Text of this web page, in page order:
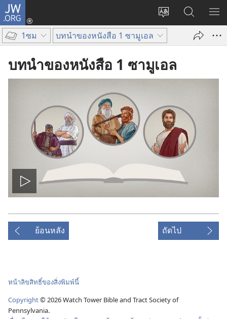
JW.ORG
เปลี่ยน
ภาษา
เข้า
ระบบ
(เปิด
ใหม่)
ค้นหา
ใน
JW.ORG
แส
1ซม บทนำของหนังสือ 1 ซามูเอล
บทนำของหนังสือ 1 ซามูเอล
เล่น
วีดีโอ
ย้อนหลัง ถัดไป
หน้าลิขสิทธิ์ของสิ่งพิมพ์นี้
Copyright© 2026 Watch Tower Bible and Tract Society of
Pennsylvania.